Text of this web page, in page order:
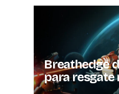
Breathedge
para resgate
Steam por